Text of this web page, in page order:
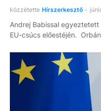
közzétette Hírszerkesztő -
Andrej Babissal
EU-csúcs előestéjén.